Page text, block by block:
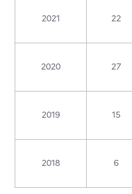
2021 22
2020 27
2019 15
2018 6